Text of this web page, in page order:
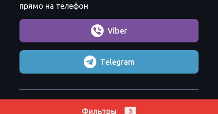
Фильтры 3
прямо на телефон
Viber
Telegram